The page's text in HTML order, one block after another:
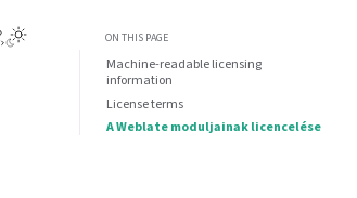
this page
Edit this pageON THIS PAGE
Machine-readable licensing
information
License terms
A Weblate moduljainak licencelése